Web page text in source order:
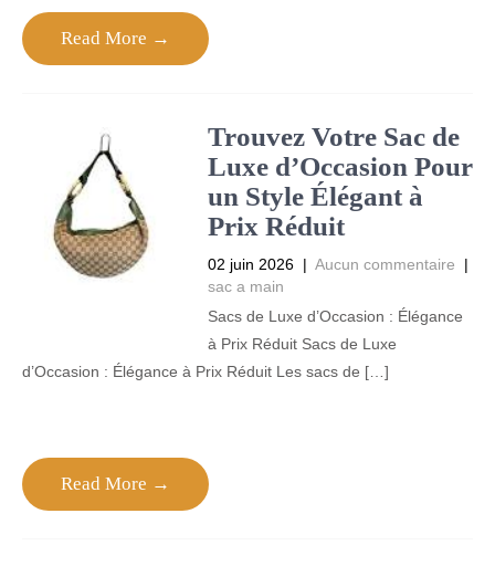
Read More →
Trouvez Votre Sac de
Luxe d’Occasion Pour
un Style Élégant à
Prix Réduit
02 juin 2026 | Aucun commentaire
|
sac a main
Sacs de Luxe d’Occasion : Élégance
à Prix Réduit Sacs de Luxe
d’Occasion : Élégance à Prix Réduit Les sacs de […]
Read More →